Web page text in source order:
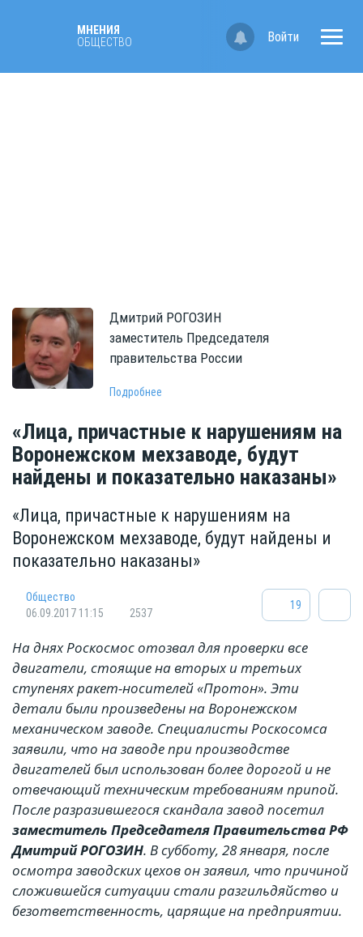
МНЕНИЯ
ОБЩЕСТВО
Войти
Дмитрий РОГОЗИН
заместитель Председателя
правительства России
Подробнее
«Лица, причастные к нарушениям на
Воронежском мехзаводе, будут
найдены и показательно наказаны»
«Лица, причастные к нарушениям на
Воронежском мехзаводе, будут найдены и
показательно наказаны»
Общество
06.09.2017 11:15
2537
19
На днях Роскосмос отозвал для проверки все
двигатели, стоящие на вторых и третьих
ступенях ракет-носителей «Протон». Эти
детали были произведены на Воронежском
механическом заводе. Специалисты Роскосомса
заявили, что на заводе при производстве
двигателей был использован более дорогой и не
отвечающий техническим требованиям припой.
После разразившегося скандала завод посетил
заместитель Председателя Правительства РФ
Дмитрий РОГОЗИН. В субботу, 28 января, после
осмотра заводских цехов он заявил, что причиной
сложившейся ситуации стали разгильдяйство и
безответственность, царящие на предприятии.